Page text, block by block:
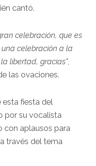
cantó.
celebración, que es
celebración a la
libertad, gracias”,
las ovaciones.
fiesta del
por su vocalista
con aplausos para
través del tema